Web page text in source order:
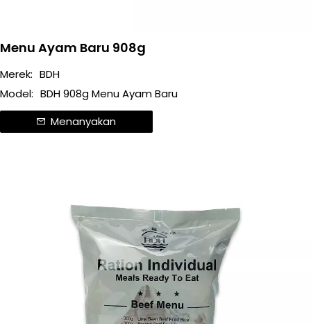
Menu Ayam Baru 908g
Merek: BDH
Model: BDH 908g Menu Ayam Baru
Menanyakan